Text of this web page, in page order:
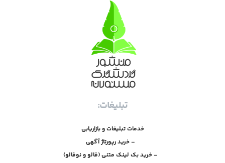
تبلیغات:
خدمات تبلیغات و بازاریابی
– خرید رپورتاژ آگهی
– خرید بک لینک متنی (فالو و نوفالو)